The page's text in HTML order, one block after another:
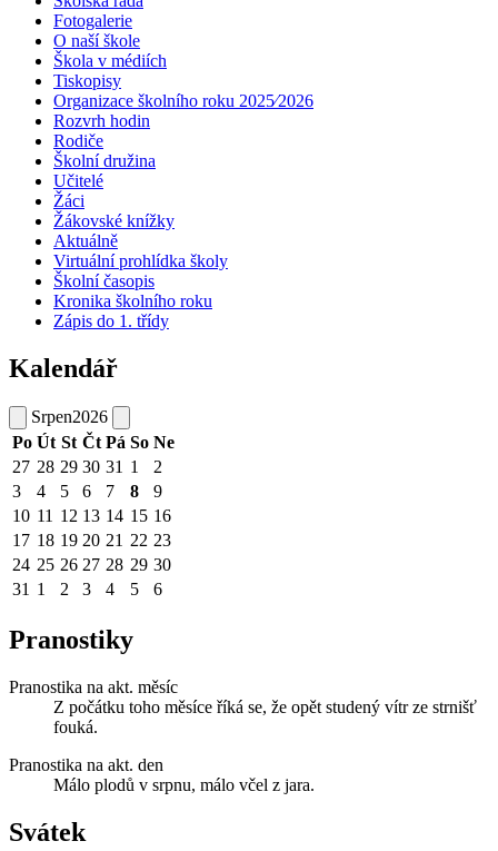
Fotogalerie
O naší škole
Škola v médiích
Tiskopisy
Organizace školního roku 2025⁄2026
Rozvrh hodin
Rodiče
Školní družina
Učitelé
Žáci
Žákovské knížky
Aktuálně
Virtuální prohlídka školy
Školní časopis
Kronika školního roku
Zápis do 1. třídy
Kalendář
Srpen2026
Po Út St Čt Pá So Ne
27 28 29 30 31 1
2
3
4 5 6 7 8
9
10 11 12 13 14 15 16
17 18 19 20 21 22 23
24 25 26 27 28 29 30
31 1 2 3 4 5 6
Pranostiky
Pranostika na akt. měsíc
Z počátku toho měsíce říká se, že opět studený vítr ze strnišť
fouká.
Pranostika na akt. den
Málo plodů v srpnu, málo včel z jara.
Svátek